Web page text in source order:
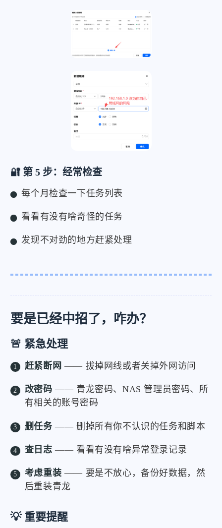
🔐 第 5 步：经常检查
每个月检查一下任务列表
看看有没有啥奇怪的任务
发现不对劲的地方赶紧处理
要是已经中招了，咋办？
🚨 紧急处理
赶紧断网 —— 拔掉网线或者关掉外网访问
改密码 —— 青龙密码、NAS 管理员密码、所
有相关的账号密码
删任务—— 删掉所有你不认识的任务和脚本
查日志 —— 看看有没有啥异常登录记录
考虑重装 —— 要是不放心，备份好数据，然
后重装青龙
💡 重要提醒